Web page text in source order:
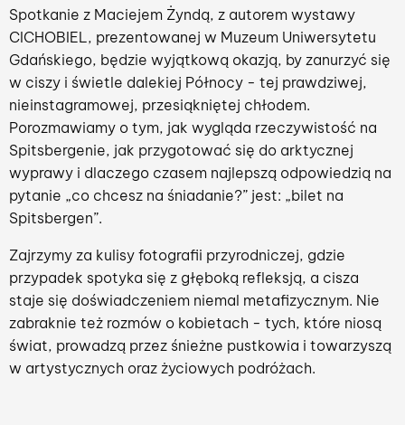
Spotkanie z Maciejem Żyndą, z autorem wystawy
CICHOBIEL, prezentowanej w Muzeum Uniwersytetu
Gdańskiego, będzie wyjątkową okazją, by zanurzyć się
w ciszy i świetle dalekiej Północy - tej prawdziwej,
nieinstagramowej, przesiąkniętej chłodem.
Porozmawiamy o tym, jak wygląda rzeczywistość na
Spitsbergenie, jak przygotować się do arktycznej
wyprawy i dlaczego czasem najlepszą odpowiedzią na
pytanie „co chcesz na śniadanie?” jest: „bilet na
Spitsbergen”.
Zajrzymy za kulisy fotografii przyrodniczej, gdzie
przypadek spotyka się z głęboką refleksją, a cisza
staje się doświadczeniem niemal metafizycznym. Nie
zabraknie też rozmów o kobietach - tych, które niosą
świat, prowadzą przez śnieżne pustkowia i towarzyszą
w artystycznych oraz życiowych podróżach.